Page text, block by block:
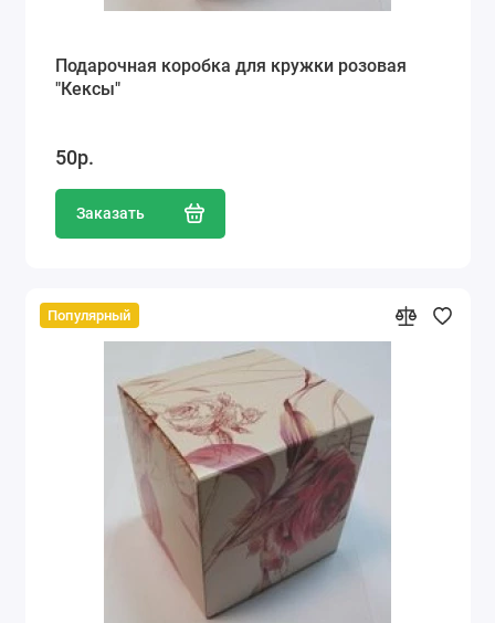
Подарочная коробка для кружки розовая
"Кексы"
50р.
Заказать
Популярный